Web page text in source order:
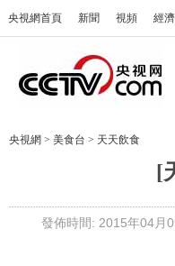
央視網首頁 新聞 視頻 經濟
央視網 > 美食台 > 天天飲食
[
發佈時間: 2015年04月